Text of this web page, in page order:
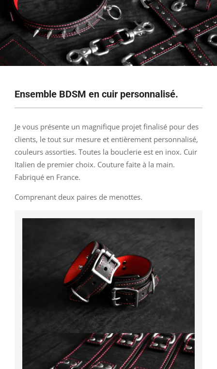
Ensemble BDSM en cuir personnalisé.
Je vous présente un magnifique projet finalisé pour des
clients, le tout sur mesure et entièrement personnalisé,
couleurs assorties. Toutes la bouclerie est en inox. Cuir
Italien de premier choix. Couture faite à la main.
Fabriqué en France.
Comprenant deux paires de menottes.